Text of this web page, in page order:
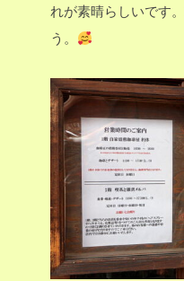
れが素晴らしいです
う。